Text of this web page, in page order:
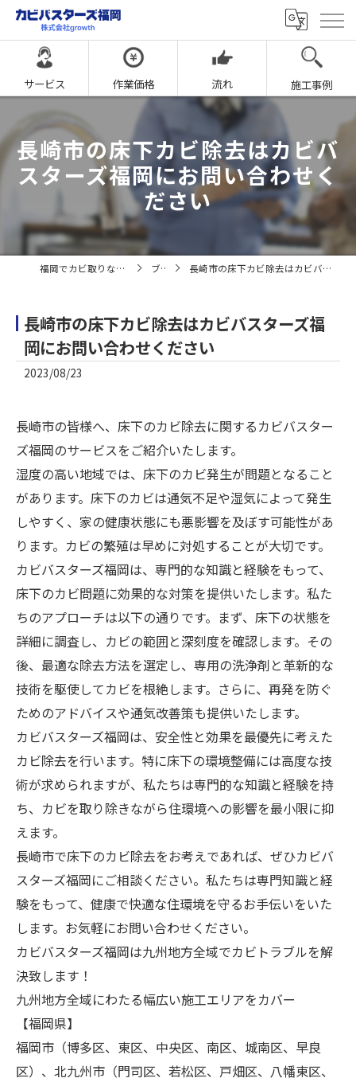
サービス 作業価格 流れ 施工事例
長崎市の床下カビ除去はカビバ
スターズ福岡にお問い合わせく
ださい
福岡でカビ取りならカビバスターズ福岡 ブログ 長崎市の床下カビ除去はカビバスターズ福岡にお問い合わせください
長崎市の床下カビ除去はカビバスターズ福
岡にお問い合わせください
2023/08/23
長崎市の皆様へ、床下のカビ除去に関するカビバスター
ズ福岡のサービスをご紹介いたします。
湿度の高い地域では、床下のカビ発生が問題となること
があります。床下のカビは通気不足や湿気によって発生
しやすく、家の健康状態にも悪影響を及ぼす可能性があ
ります。カビの繁殖は早めに対処することが大切です。
カビバスターズ福岡は、専門的な知識と経験をもって、
床下のカビ問題に効果的な対策を提供いたします。私た
ちのアプローチは以下の通りです。まず、床下の状態を
詳細に調査し、カビの範囲と深刻度を確認します。その
後、最適な除去方法を選定し、専用の洗浄剤と革新的な
技術を駆使してカビを根絶します。さらに、再発を防ぐ
ためのアドバイスや通気改善策も提供いたします。
カビバスターズ福岡は、安全性と効果を最優先に考えた
カビ除去を行います。特に床下の環境整備には高度な技
術が求められますが、私たちは専門的な知識と経験を持
ち、カビを取り除きながら住環境への影響を最小限に抑
えます。
長崎市で床下のカビ除去をお考えであれば、ぜひカビバ
スターズ福岡にご相談ください。私たちは専門知識と経
験をもって、健康で快適な住環境を守るお手伝いをいた
します。お気軽にお問い合わせください。
カビバスターズ福岡は九州地方全域でカビトラブルを解
決致します！
九州地方全域にわたる幅広い施工エリアをカバー
【福岡県】
福岡市（博多区、東区、中央区、南区、城南区、早良
区）、北九州市（門司区、若松区、戸畑区、八幡東区、